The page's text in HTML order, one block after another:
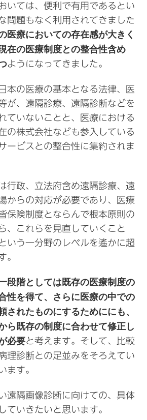
いては、便利で有用であるとい
問題もなく利用されてきました
医療においての存在感が大きく
在の医療制度との整合性含め
ようになってきました。
本の医療の基本となる法律、医
が、遠隔診療、遠隔診断などを
ていないことと、医療における
の株式会社なども参入している
ービスとの整合性に集約されま
行政、立法府含め遠隔診療、遠
からの対応が必要であり、医療
保険制度とならんで根本原則の
、これらを見直していくこと
いう一分野のレベルを遙かに超
。
段階としては既存の医療制度の
性を得て、さらに医療の中での
されたものにするためににも、
ら既存の制度に合わせて修正し
必要と考えます。そして、比較
理診断との足並みをそろえてい
ます。
遠隔画像診断に向けての、具体
ていきたいと思います。